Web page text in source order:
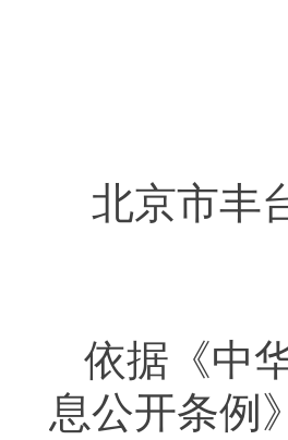
北京市丰
依据《中
息公开条例》